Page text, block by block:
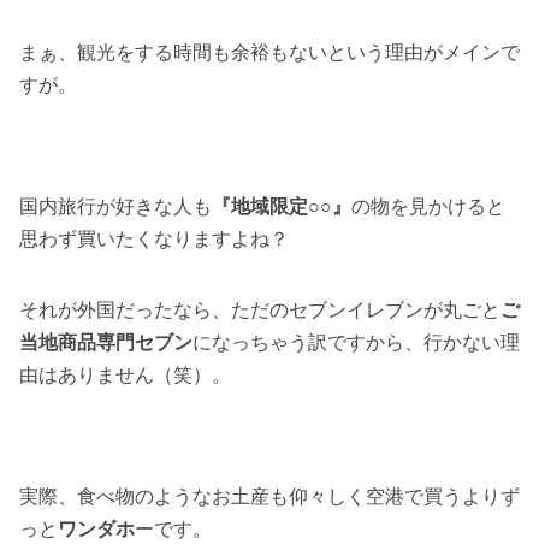
まぁ、観光をする時間も余裕もないという理由がメインで
すが。
国内旅行が好きな人も 『地域限定○○』 の物を見かけると
思わず買いたくなりますよね？
それが外国だったなら、ただのセブンイレブンが丸ごと ご
当地商品専門セブンになっちゃう訳ですから、行かない理
由はありません（笑）。
実際、食べ物のようなお土産も仰々しく空港で買うよりず
っと ワンダホーです。